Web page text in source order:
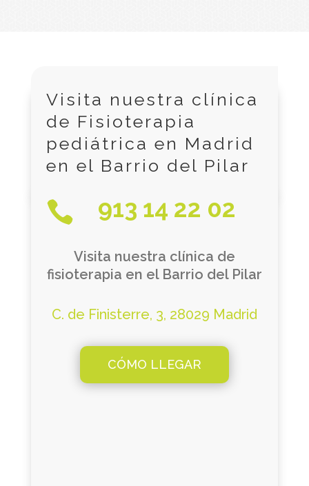
Visita nuestra clínica
de Fisioterapia
pediátrica en Madrid
en el Barrio del Pilar
 913 14 22 02
Visita nuestra clínica de
fisioterapia en el Barrio del Pilar
C. de Finisterre, 3, 28029 Madrid
CÓMO LLEGAR